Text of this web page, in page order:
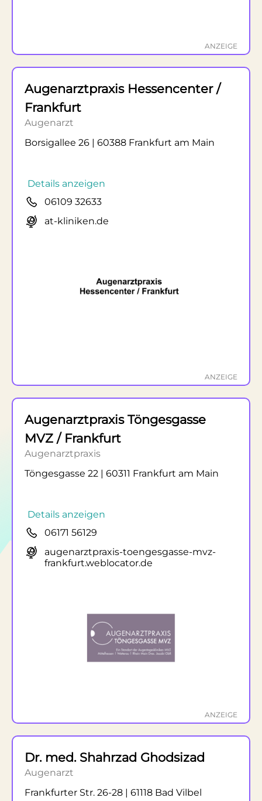
ANZEIGE
Augenarztpraxis Hessencenter /
Frankfurt
Augenarzt
Borsigallee 26 | 60388 Frankfurt am Main
Details anzeigen
06109 32633
at-kliniken.de
ANZEIGE
Augenarztpraxis Töngesgasse
MVZ / Frankfurt
Augenarztpraxis
Töngesgasse 22 | 60311 Frankfurt am Main
Details anzeigen
06171 56129
augenarztpraxis-toengesgasse-mvz-
frankfurt.weblocator.de
ANZEIGE
Dr. med. Shahrzad Ghodsizad
Augenarzt
Frankfurter Str. 26-28 | 61118 Bad Vilbel